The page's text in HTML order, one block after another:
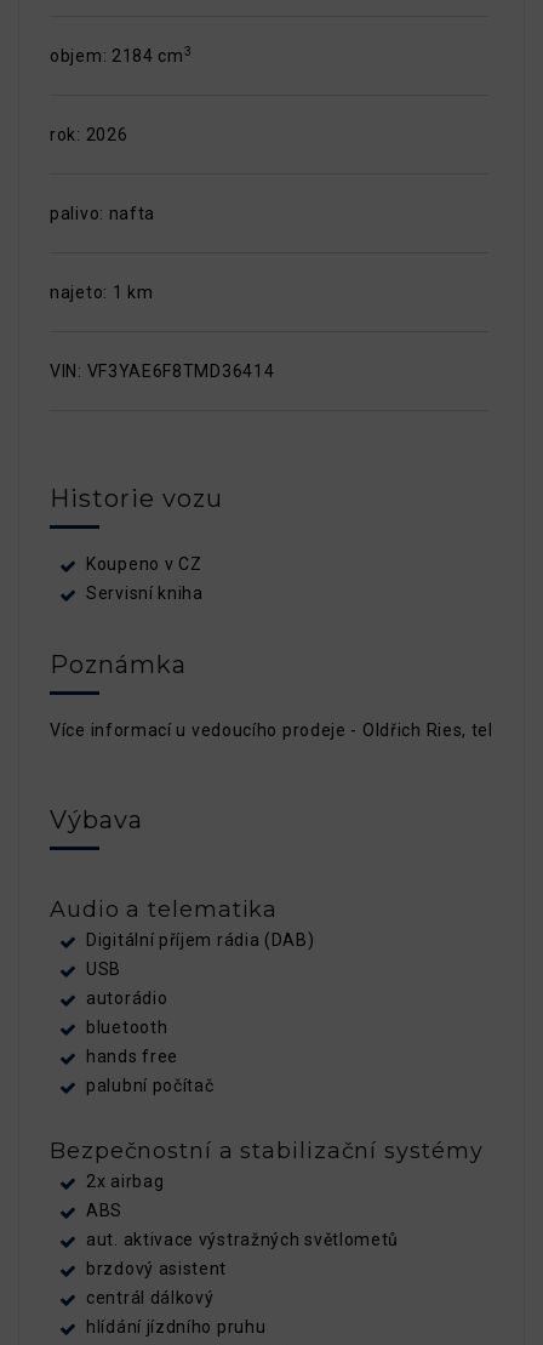
objem: 2184 cm3
rok: 2026
palivo: nafta
najeto: 1 km
VIN: VF3YAE6F8TMD36414
Historie vozu
Koupeno v CZ
Servisní kniha
Poznámka
Více informací u vedoucího prodeje - Oldřich Ries, tel.
Výbava
Audio a telematika
Digitální příjem rádia (DAB)
USB
autorádio
bluetooth
hands free
palubní počítač
Bezpečnostní a stabilizační systémy
2x airbag
ABS
aut. aktivace výstražných světlometů
brzdový asistent
centrál dálkový
hlídání jízdního pruhu